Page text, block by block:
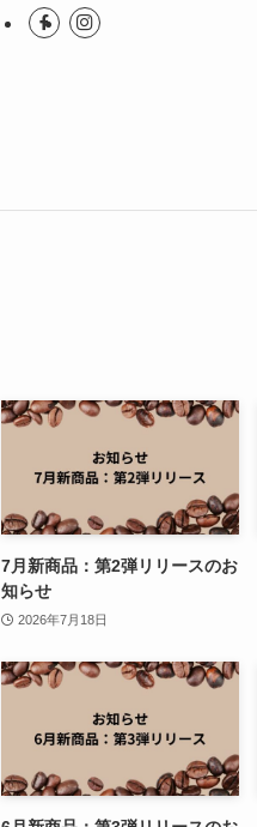
7月新商品：第2弾リリースのお
知らせ
2026年7月18日